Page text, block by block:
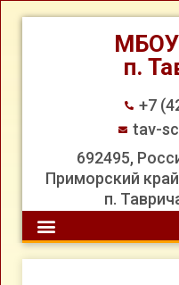
п.
+7
tav-
692495,
Приморский
п.